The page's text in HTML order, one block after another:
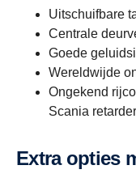
Uitschuifbare
Centrale
Goede
Wereldwijde
Ongekend
Scania
Extra opties